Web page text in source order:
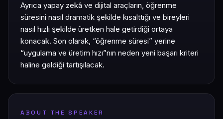
Ayrıca yapay zekâ ve dijital araçların, öğrenme
süresini nasıl dramatik şekilde kısalttığı ve bireyleri
nasıl hızlı şekilde üretken hale getirdiği ortaya
konacak. Son olarak, “öğrenme süresi” yerine
“uygulama ve üretim hızı”nın neden yeni başarı kriteri
haline geldiği tartışılacak.
ABOUT THE SPEAKER